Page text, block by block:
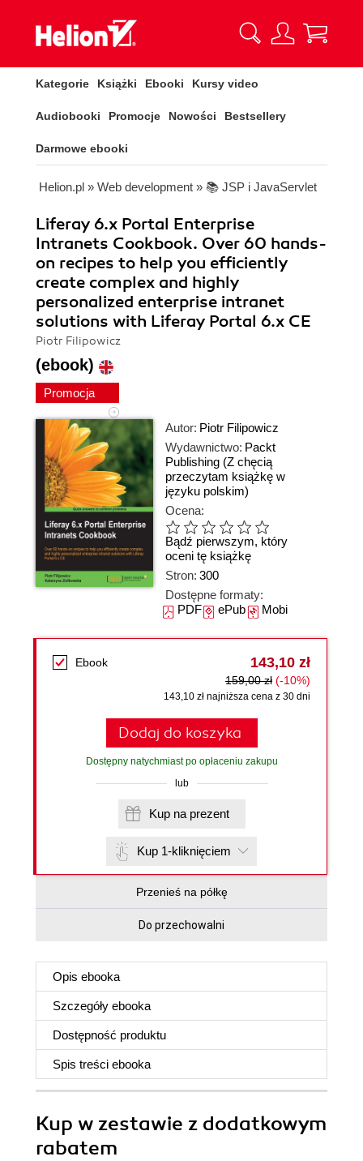
Kategorie Książki Ebooki Kursy video
Audiobooki Promocje Nowości Bestsellery
Darmowe ebooki
Helion.pl » Web development » 📚 JSP i JavaServlet
Liferay 6.x Portal Enterprise
Intranets Cookbook. Over 60 hands-
on recipes to help you efficiently
create complex and highly
personalized enterprise intranet
solutions with Liferay Portal 6.x CE
Piotr Filipowicz
(ebook)
Promocja
Autor: Piotr Filipowicz
Wydawnictwo: Packt
Publishing (Z chęcią
przeczytam książkę w
języku polskim)
Ocena:
Bądź pierwszym, który
oceni tę książkę
Stron: 300
Dostępne formaty:
PDFePubMobi
Ebook 143,10 zł
159,00 zł (-10%)
143,10 zł najniższa cena z 30 dni
Dodaj do koszyka
Dostępny natychmiast po opłaceniu zakupu
lub
Kup na prezent
Kup 1-kliknięciem
Przenieś na półkę
Do przechowalni
Opis ebooka
Szczegóły ebooka
Dostępność produktu
Spis treści ebooka
Kup w zestawie z dodatkowym
rabatem